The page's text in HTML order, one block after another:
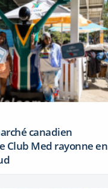
canadien
Club Med rayonne en